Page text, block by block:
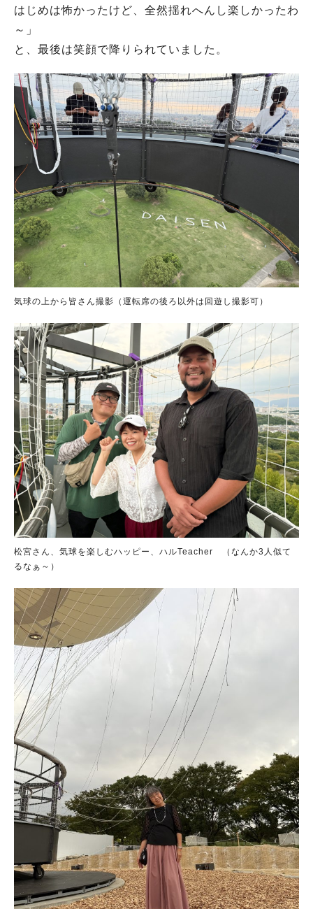
はじめは怖かったけど、全然揺れへんし楽しかったわ
～」
と、最後は笑顔で降りられていました。
気球の上から皆さん撮影（運転席の後ろ以外は回遊し撮影可）
松宮さん、気球を楽しむハッピー、ハルTeacher （なんか3人似て
るなぁ～）